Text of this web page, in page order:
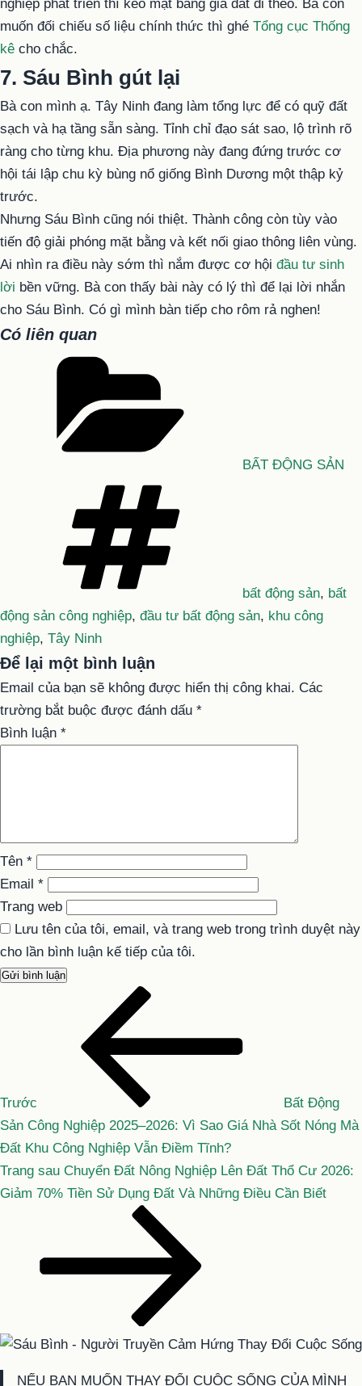
nghiệp phát triển thì kéo mặt bằng giá đất đi theo. Bà con
muốn đối chiếu số liệu chính thức thì ghé Tổng cục Thống
kê cho chắc.
7. Sáu Bình gút lại
Bà con mình ạ. Tây Ninh đang làm tổng lực để có quỹ đất
sạch và hạ tầng sẵn sàng. Tỉnh chỉ đạo sát sao, lộ trình rõ
ràng cho từng khu. Địa phương này đang đứng trước cơ
hội tái lập chu kỳ bùng nổ giống Bình Dương một thập kỷ
trước.
Nhưng Sáu Bình cũng nói thiệt. Thành công còn tùy vào
tiến độ giải phóng mặt bằng và kết nối giao thông liên vùng.
Ai nhìn ra điều này sớm thì nắm được cơ hội đầu tư sinh
lời bền vững. Bà con thấy bài này có lý thì để lại lời nhắn
cho Sáu Bình. Có gì mình bàn tiếp cho rôm rả nghen!
Có liên quan
BẤT ĐỘNG SẢN
bất động sản, bất
động sản công nghiệp, đầu tư bất động sản, khu công
nghiệp, Tây Ninh
Để lại một bình luận
Email của bạn sẽ không được hiển thị công khai. Các
trường bắt buộc được đánh dấu *
Bình luận *
Tên *
Email *
Trang web
Lưu tên của tôi, email, và trang web trong trình duyệt này
cho lần bình luận kế tiếp của tôi.
viết
Trước
Bất Động
Sản Công Nghiệp 2025–2026: Vì Sao Giá Nhà Sốt Nóng Mà
Đất Khu Công Nghiệp Vẫn Điềm Tĩnh?
Bài
tiếp
Trang sau Chuyển Đất Nông Nghiệp Lên Đất Thổ Cư 2026:
Giảm 70% Tiền Sử Dụng Đất Và Những Điều Cần Biết
NẾU BẠN MUỐN THAY ĐỔI CUỘC SỐNG CỦA MÌNH